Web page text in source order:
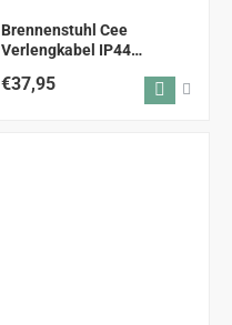
Brennenstuhl Cee
Verlengkabel IP44
€37,95